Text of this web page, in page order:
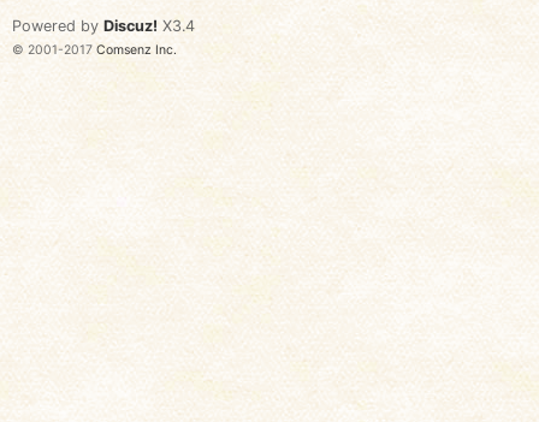
Powered by Discuz! X3.4
© 2001-2017 Comsenz Inc.